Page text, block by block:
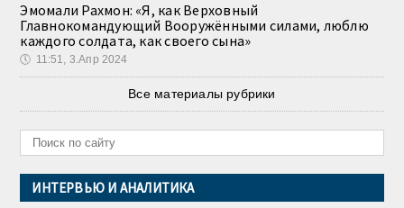
Эмомали Рахмон: «Я, как Верховный
Главнокомандующий Вооружёнными силами, люблю
каждого солдата, как своего сына»
🕔 11:51, 3.Апр 2024
Все материалы рубрики
ИНТЕРВЬЮ И АНАЛИТИКА